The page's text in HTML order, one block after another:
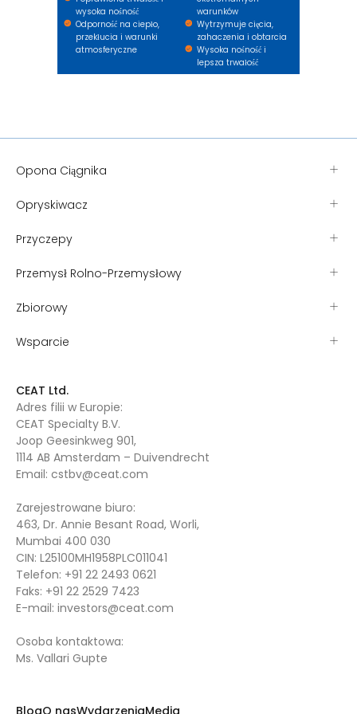
wysoka nośność
Odporność na ciepło,
przekłucia i warunki
atmosferyczne
warunków
Wytrzymuje cięcia,
zahaczenia i obtarcia
Wysoka nośność i
lepsza trwałość
Opona Ciągnika
Opryskiwacz
Przyczepy
Przemysł Rolno-Przemysłowy
Zbiorowy
Wsparcie
CEAT Ltd.
Adres filii w Europie:
CEAT Specialty B.V.
Joop Geesinkweg 901,
1114 AB Amsterdam – Duivendrecht
Email: cstbv@ceat.com
Zarejestrowane biuro:
463, Dr. Annie Besant Road, Worli,
Mumbai 400 030
CIN: L25100MH1958PLC011041
Telefon: +91 22 2493 0621
Faks: +91 22 2529 7423
E-mail: investors@ceat.com
Osoba kontaktowa:
Ms. Vallari Gupte
BlogO nasWydarzeniaMedia